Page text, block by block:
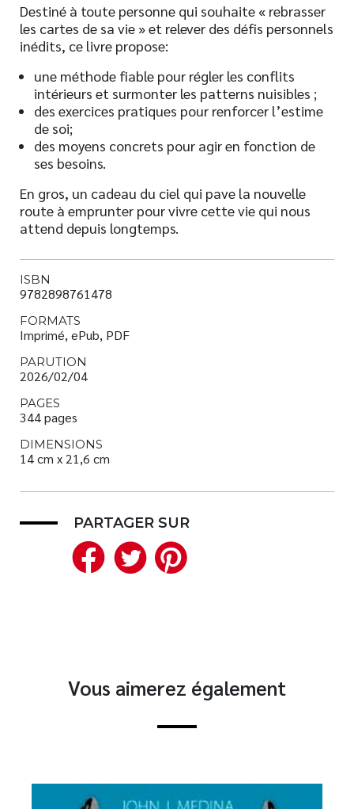
Destiné à toute personne qui souhaite « rebrasser
les cartes de sa vie » et relever des défis personnels
inédits, ce livre propose:
une méthode fiable pour régler les conflits
intérieurs et surmonter les patterns nuisibles ;
des exercices pratiques pour renforcer l’estime
de soi;
des moyens concrets pour agir en fonction de
ses besoins.
En gros, un cadeau du ciel qui pave la nouvelle
route à emprunter pour vivre cette vie qui nous
attend depuis longtemps.
ISBN
9782898761478
FORMATS
Imprimé, ePub, PDF
PARUTION
2026/02/04
PAGES
344 pages
DIMENSIONS
14 cm x 21,6 cm
PARTAGER SUR
Facebook
Twitter
Vous aimerez également